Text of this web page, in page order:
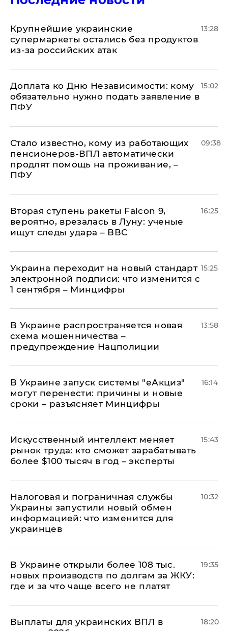
Крупнейшие украинские
супермаркеты остались без продуктов
из-за российских атак
13:28
Доплата ко Дню Независимости: кому
обязательно нужно подать заявление в
ПФУ
15:02
Стало известно, кому из работающих
пенсионеров-ВПЛ автоматически
продлят помощь на проживание, –
ПФУ
09:38
Вторая ступень ракеты Falcon 9,
вероятно, врезалась в Луну: ученые
ищут следы удара – ВВС
16:25
Украина переходит на новый стандарт
электронной подписи: что изменится с
1 сентября – Минцифры
15:25
В Украине распространяется новая
схема мошенничества –
предупреждение Нацполиции
13:58
В Украине запуск системы "еАкциз"
могут перенести: причины и новые
сроки – разъясняет Минцифры
16:14
Искусственный интеллект меняет
рынок труда: кто сможет зарабатывать
более $100 тысяч в год – эксперты
15:43
Налоговая и пограничная службы
Украины запустили новый обмен
информацией: что изменится для
украинцев
10:32
В Украине открыли более 108 тыс.
новых производств по долгам за ЖКУ:
где и за что чаще всего не платят
19:35
Выплаты для украинских ВПЛ в
18:20